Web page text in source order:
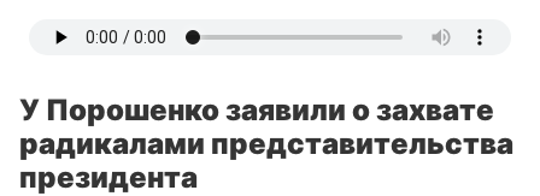
У Порошенко заявили о захвате
радикалами представительства
президента